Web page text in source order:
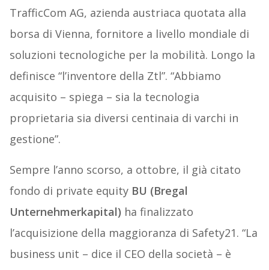
TrafficCom AG, azienda austriaca quotata alla
borsa di Vienna, fornitore a livello mondiale di
soluzioni tecnologiche per la mobilità. Longo la
definisce “l’inventore della Ztl”. “Abbiamo
acquisito – spiega – sia la tecnologia
proprietaria sia diversi centinaia di varchi in
gestione”.
Sempre l’anno scorso, a ottobre, il già citato
fondo di private equity BU (Bregal
Unternehmerkapital) ha finalizzato
l’acquisizione della maggioranza di Safety21. “La
business unit – dice il CEO della società – è